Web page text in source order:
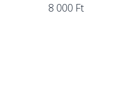
8 000 Ft